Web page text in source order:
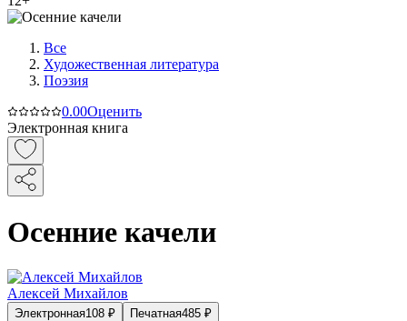
Все
Художественная литература
Поэзия
0.00Оценить
Электронная книга
Осенние качели
Алексей Михайлов
Электронная108 ₽ Печатная485 ₽